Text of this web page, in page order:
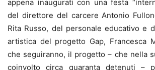
appena inaugurati con una festa
del direttore del carcere Antonio
Rita Russo, del personale educativo e
artistica del progetto Gap, Francesca
che seguiranno, il progetto – che nella
coinvolto circa quaranta detenuti –